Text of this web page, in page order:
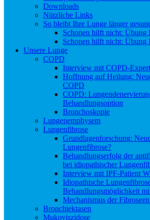
Downloads
Nützliche Links
So bleibt Ihre Lunge länger
Schonen hilft nicht: Übung
Schonen hilft nicht: Übung
Unsere Lunge
COPD
Interview mit COPD-
Hoffnung auf Heilung:
COPD
COPD:
Behandlungsoption
Bronchoskopie
Lungenemphysem
Lungenfibrose
Grundlagenforschung:
Lungenfibrose?
Behandlungserfolg der
bei idiopathischer
Interview mit IPF-Patient
Idiopathische
Behandlungsmöglichkeit
Mechanismus der
Bronchiektasen
Mukoviszidose